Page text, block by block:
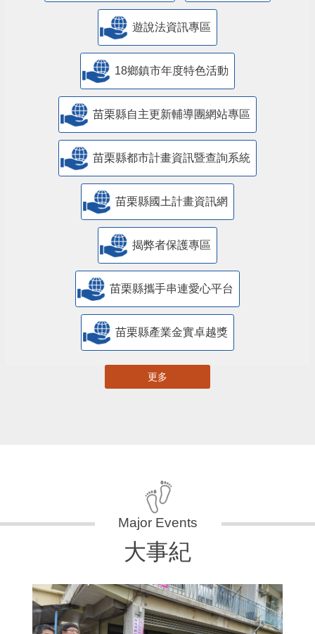
遊說法資訊專區
18鄉鎮市年度特色活動
苗栗縣自主更新輔導團網站專區
苗栗縣都市計畫資訊暨查詢系統
苗栗縣國土計畫資訊網
揭弊者保護專區
苗栗縣攜手串連愛心平台
苗栗縣產業金實卓越獎
更多
大事紀